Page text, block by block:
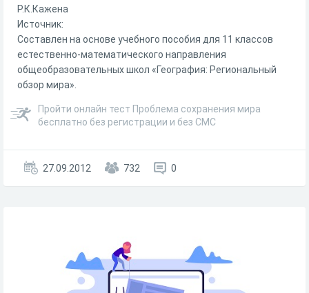
Р.К.Кажена
Источник:
Составлен на основе учебного пособия для 11 классов
естественно-математического направления
общеобразовательных школ «География: Региональный
обзор мира».
Пройти онлайн тест Проблема сохранения мира
бесплатно без регистрации и без СМС
27.09.2012 732 0